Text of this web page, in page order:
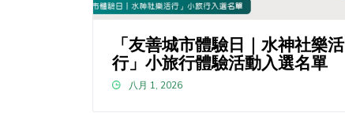
「友善城市體驗日｜水神社樂活
行」小旅行體驗活動入選名單
八月 1, 2026